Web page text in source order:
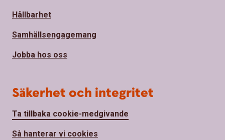
Hållbarhet
Samhällsengagemang
Jobba hos oss
Säkerhet och integritet
Ta tillbaka cookie-medgivande
Så hanterar vi cookies